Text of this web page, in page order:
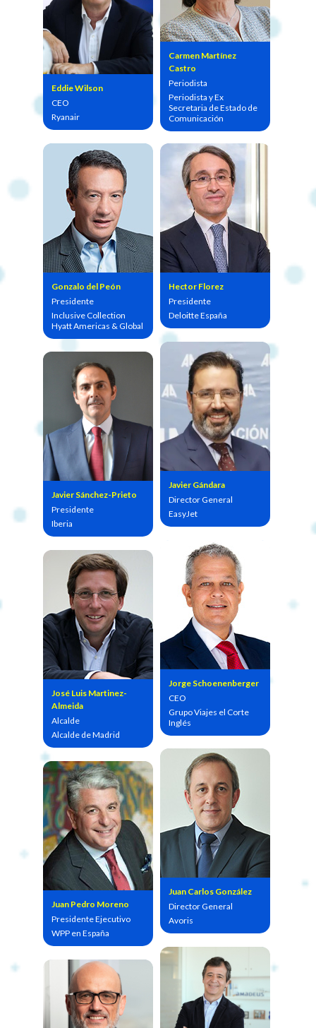
Carmen Martínez
Castro
Periodista
Periodista y Ex
Secretaria de Estado de
Comunicación
Eddie Wilson
CEO
Ryanair
Gonzalo del Peón
Presidente
Inclusive Collection
Hyatt Americas & Global
Hector Florez
Presidente
Deloitte España
Javier Gándara
Director General
EasyJet
Javier Sánchez-Prieto
Presidente
Iberia
Jorge Schoenenberger
CEO
Grupo Viajes el Corte
Inglés
José Luis Martinez-
Almeida
Alcalde
Alcalde de Madrid
Juan Carlos González
Director General
Avoris
Juan Pedro Moreno
Presidente Ejecutivo
WPP en España